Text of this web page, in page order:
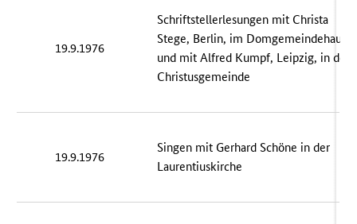
19.9.1976
Schriftstellerlesungen mit Christa
Stege, Berlin, im Domgemeindehaus
und mit Alfred Kumpf, Leipzig, in der
Christusgemeinde
19.9.1976
Singen mit Gerhard Schöne in der
Laurentiuskirche